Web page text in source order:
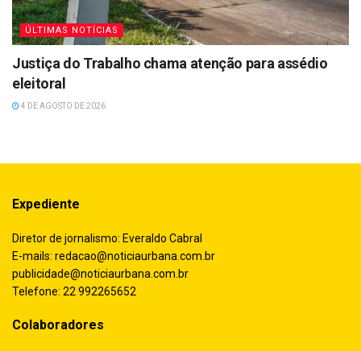
ÚLTIMAS NOTÍCIAS
Justiça do Trabalho chama atenção para assédio
eleitoral
4 DE AGOSTO DE 2026
Expediente
Diretor de jornalismo: Everaldo Cabral
E-mails: redacao@noticiaurbana.com.br
publicidade@noticiaurbana.com.br
Telefone: 22 992265652
Colaboradores